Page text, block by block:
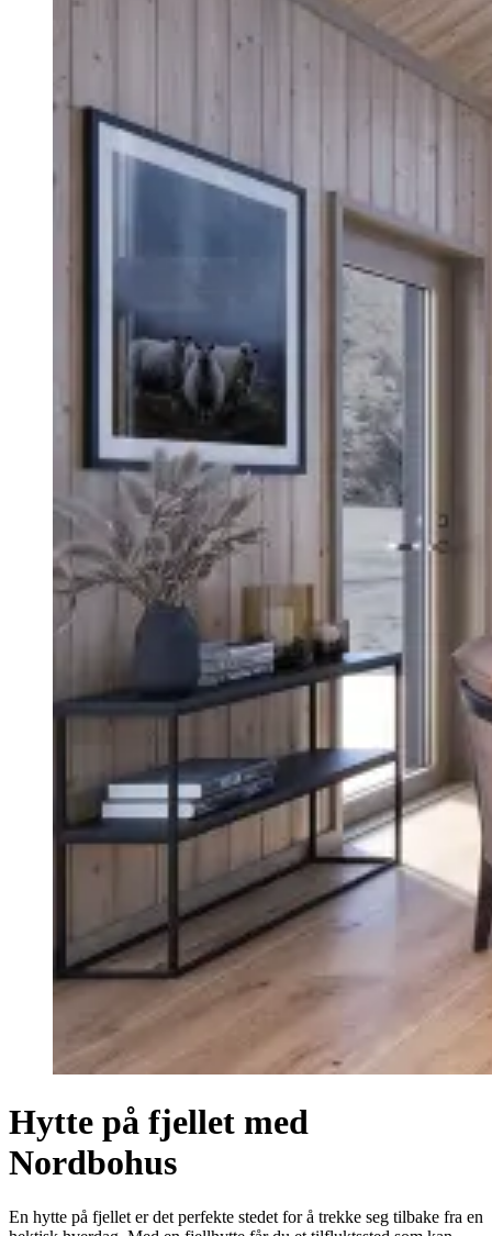
Hytte på fjellet med
Nordbohus
En hytte på fjellet er det perfekte stedet for å trekke seg tilbake fra en